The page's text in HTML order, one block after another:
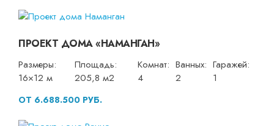
ПРОЕКТ ДОМА «НАМАНГАН»
Размеры:
16×12 м
Площадь:
205,8 м2
Комнат:
4
Ванных:
2
Гаражей:
1
ОТ 6.688.500 РУБ.